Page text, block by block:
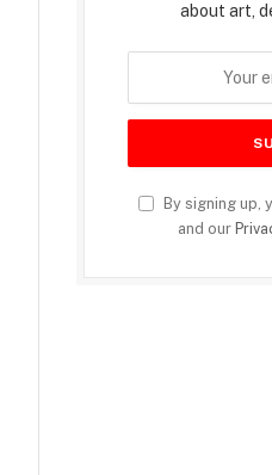
about art,
By signing up,
and our